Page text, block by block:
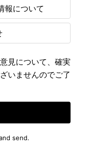
報について
見について、確実
いませんのでご了
send.